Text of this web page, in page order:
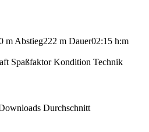
m Abstieg222 m Dauer02:15 h:m
Spaßfaktor Kondition Technik
Durchschnitt